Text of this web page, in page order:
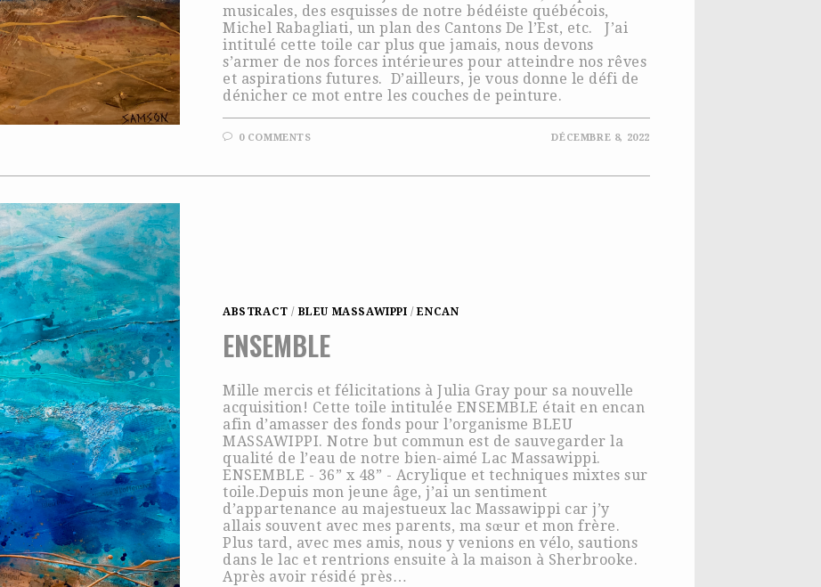
musicales, des esquisses de notre bédéiste québécois,
Michel Rabagliati, un plan des Cantons De l’Est, etc. J’ai
intitulé cette toile car plus que jamais, nous devons
s’armer de nos forces intérieures pour atteindre nos rêves
et aspirations futures. D’ailleurs, je vous donne le défi de
dénicher ce mot entre les couches de peinture.
0 COMMENTS DÉCEMBRE 8, 2022
ABSTRACT /BLEU MASSAWIPPI /ENCAN
ENSEMBLE
Mille mercis et félicitations à Julia Gray pour sa nouvelle
acquisition! Cette toile intitulée ENSEMBLE était en encan
afin d’amasser des fonds pour l’organisme BLEU
MASSAWIPPI. Notre but commun est de sauvegarder la
qualité de l’eau de notre bien-aimé Lac Massawippi.
ENSEMBLE - 36” x 48” - Acrylique et techniques mixtes sur
toile.Depuis mon jeune âge, j’ai un sentiment
d’appartenance au majestueux lac Massawippi car j’y
allais souvent avec mes parents, ma sœur et mon frère.
Plus tard, avec mes amis, nous y venions en vélo, sautions
dans le lac et rentrions ensuite à la maison à Sherbrooke.
Après avoir résidé près…